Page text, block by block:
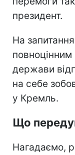
президент.
На
держави
на себе
у Кремль.
Що
Нагадаємо,